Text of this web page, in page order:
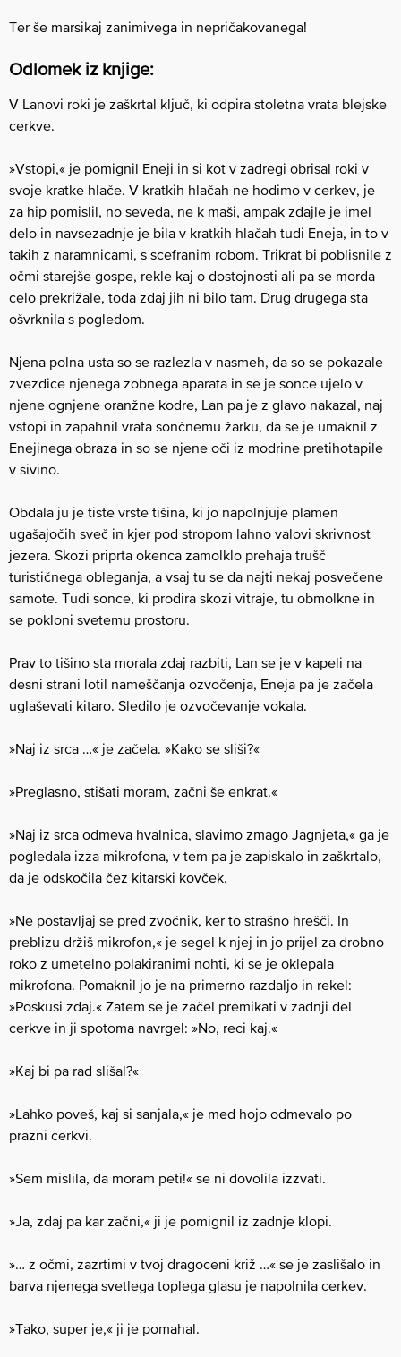
Ter še marsikaj zanimivega in nepričakovanega!
Odlomek iz knjige:
V Lanovi roki je zaškrtal ključ, ki odpira stoletna vrata blejske
cerkve.
»Vstopi,« je pomignil Eneji in si kot v zadregi obrisal roki v
svoje kratke hlače. V kratkih hlačah ne hodimo v cerkev, je
za hip pomislil, no seveda, ne k maši, ampak zdajle je imel
delo in navsezadnje je bila v kratkih hlačah tudi Eneja, in to v
takih z naramnicami, s scefranim robom. Trikrat bi poblisnile z
očmi starejše gospe, rekle kaj o dostojnosti ali pa se morda
celo prekrižale, toda zdaj jih ni bilo tam. Drug drugega sta
ošvrknila s pogledom.
Njena polna usta so se razlezla v nasmeh, da so se pokazale
zvezdice njenega zobnega aparata in se je sonce ujelo v
njene ognjene oranžne kodre, Lan pa je z glavo nakazal, naj
vstopi in zapahnil vrata sončnemu žarku, da se je umaknil z
Enejinega obraza in so se njene oči iz modrine pretihotapile
v sivino.
Obdala ju je tiste vrste tišina, ki jo napolnjuje plamen
ugašajočih sveč in kjer pod stropom lahno valovi skrivnost
jezera. Skozi priprta okenca zamolklo prehaja trušč
turističnega obleganja, a vsaj tu se da najti nekaj posvečene
samote. Tudi sonce, ki prodira skozi vitraje, tu obmolkne in
se pokloni svetemu prostoru.
Prav to tišino sta morala zdaj razbiti, Lan se je v kapeli na
desni strani lotil nameščanja ozvočenja, Eneja pa je začela
uglaševati kitaro. Sledilo je ozvočevanje vokala.
»Naj iz srca …« je začela. »Kako se sliši?«
»Preglasno, stišati moram, začni še enkrat.«
»Naj iz srca odmeva hvalnica, slavimo zmago Jagnjeta,« ga je
pogledala izza mikrofona, v tem pa je zapiskalo in zaškrtalo,
da je odskočila čez kitarski kovček.
»Ne postavljaj se pred zvočnik, ker to strašno hrešči. In
preblizu držiš mikrofon,« je segel k njej in jo prijel za drobno
roko z umetelno polakiranimi nohti, ki se je oklepala
mikrofona. Pomaknil jo je na primerno razdaljo in rekel:
»Poskusi zdaj.« Zatem se je začel premikati v zadnji del
cerkve in ji spotoma navrgel: »No, reci kaj.«
»Kaj bi pa rad slišal?«
»Lahko poveš, kaj si sanjala,« je med hojo odmevalo po
prazni cerkvi.
»Sem mislila, da moram peti!« se ni dovolila izzvati.
»Ja, zdaj pa kar začni,« ji je pomignil iz zadnje klopi.
»… z očmi, zazrtimi v tvoj dragoceni križ …« se je zaslišalo in
barva njenega svetlega toplega glasu je napolnila cerkev.
»Tako, super je,« ji je pomahal.